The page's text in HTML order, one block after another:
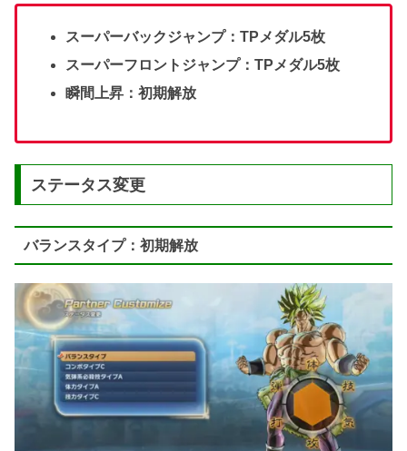
スーパーバックジャンプ：TPメダル5枚
スーパーフロントジャンプ：TPメダル5枚
瞬間上昇：初期解放
ステータス変更
バランスタイプ：初期解放